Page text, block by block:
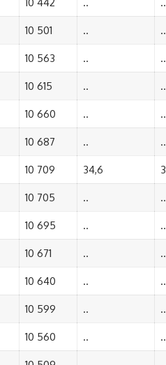
10 501 .. ..
10 563 .. ..
10 615 .. ..
10 660 .. ..
10 687 .. ..
10 709 34,6
10 705 .. ..
10 695 .. ..
10 671 .. ..
10 640 .. ..
10 599 .. ..
10 560 .. ..